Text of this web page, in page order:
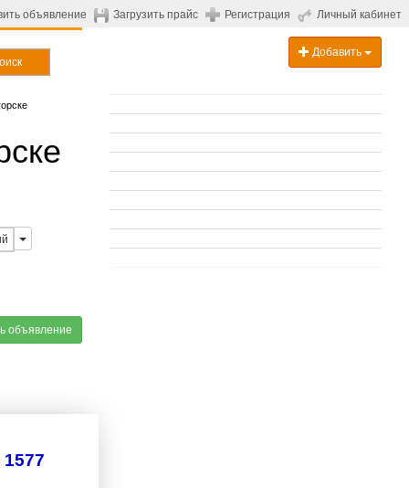
объявление Загрузить прайс Регистрация Личный кабинет
Добавить
объявление